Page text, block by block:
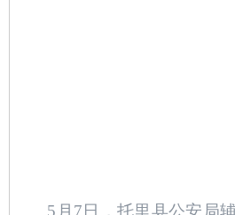
5月7日，托里县公安局